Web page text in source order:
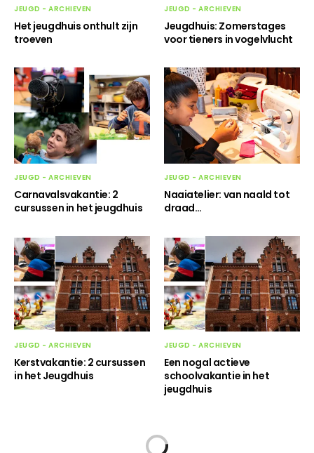
JEUGD - ARCHIEVEN
Het jeugdhuis onthult zijn
troeven
JEUGD - ARCHIEVEN
Jeugdhuis: Zomerstages
voor tieners in vogelvlucht
JEUGD - ARCHIEVEN
Carnavalsvakantie: 2
cursussen in het jeugdhuis
JEUGD - ARCHIEVEN
Naaiatelier: van naald tot
draad…
JEUGD - ARCHIEVEN
Kerstvakantie: 2 cursussen
in het Jeugdhuis
JEUGD - ARCHIEVEN
Een nogal actieve
schoolvakantie in het
jeugdhuis